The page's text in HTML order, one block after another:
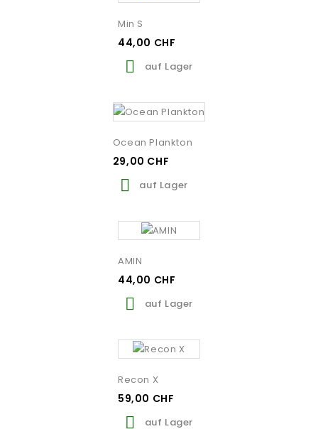
Min S
44,00 CHF
 auf Lager
Ocean Plankton
29,00 CHF
 auf Lager
AMIN
44,00 CHF
 auf Lager
Recon X
59,00 CHF
 auf Lager